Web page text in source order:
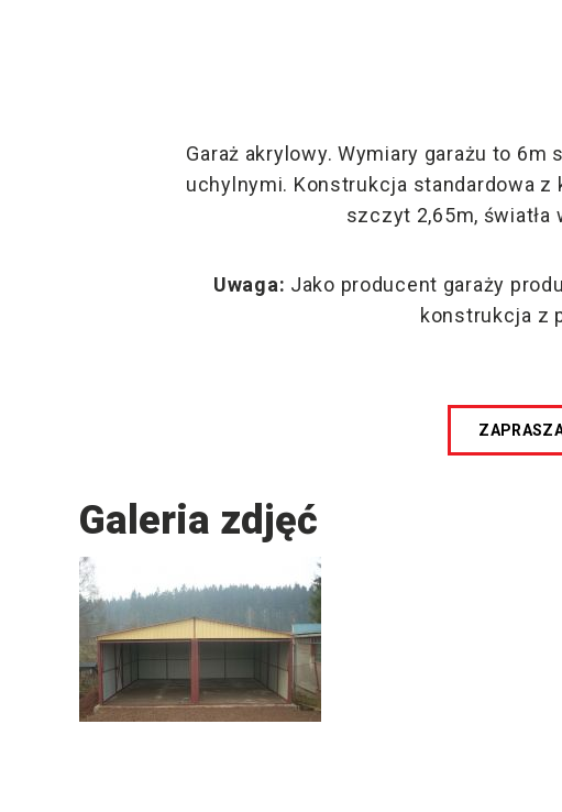
Garaż akrylowy. Wymiary garażu to 6m
uchylnymi. Konstrukcja standardowa z
szczyt 2,65m, światła
Uwaga: Jako producent garaży
konstrukcja z
Galeria zdjęć